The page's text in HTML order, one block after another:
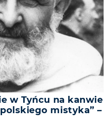
w Tyńcu na kanwie
mistyka” –